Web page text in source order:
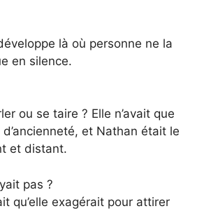
là où personne ne la
en silence.
ou se taire ? Elle n’avait que
et Nathan était le
et distant.
pas ?
qu’elle exagérait pour attirer